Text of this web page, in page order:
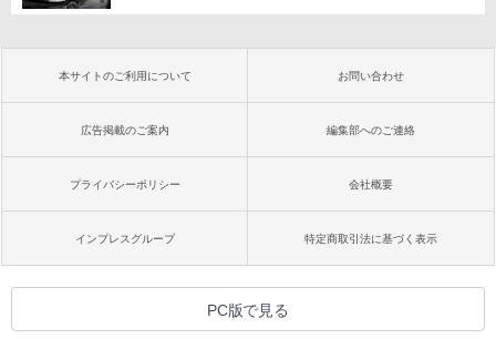
本サイトのご利用について お問い合わせ
広告掲載のご案内 編集部へのご連絡
プライバシーポリシー 会社概要
インプレスグループ 特定商取引法に基づく表示
PC版で見る